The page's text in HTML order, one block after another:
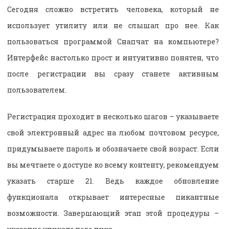
Сегодня сложно встретить человека, который не
использует утилиту или не слышал про нее. Как
пользоваться программой Снапчат на компьютере?
Интерфейс настолько прост и интуитивно понятен, что
после регистрации вы сразу станете активным
пользователем.
Регистрация проходит в несколько шагов – указываете
свой электронный адрес на любом почтовом ресурсе,
придумываете пароль и обозначаете свой возраст. Если
вы мечтаете о доступе ко всему контенту, рекомендуем
указать старше 21. Ведь каждое обновление
функционала открывает интересные пикантные
возможности. Завершающий этап этой процедуры –